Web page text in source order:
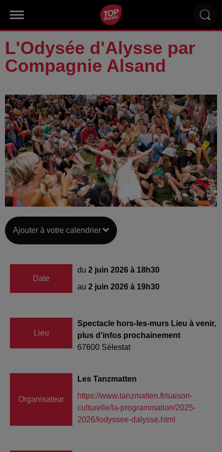
L'Odysée d'Alysse par
Compagnie Alsand
Ajouter à votre calendrier
Date
du 2 juin 2026 à 18h30
au 2 juin 2026 à 19h30
Lieu
Spectacle hors-les-murs Lieu à venir,
plus d'infos prochainement
67600 Sélestat
Organisateur
Les Tanzmatten
https://www.tanzmatten.fr/saison-
culturelle/la-programmation/2025-
2026/lodyssee-dalysse.html